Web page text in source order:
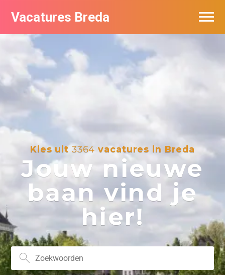
Vacatures Breda
Kies uit 3364 vacatures in Breda
Jouw nieuwe
baan vind je
hier!
Vacatures per bedrijf in Breda
De populairste vacatures in Breda
Nieuwsbrief feed